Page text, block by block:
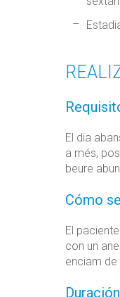
El dia
a més,
beure
Cómo
El
con un
enciam de
Duración